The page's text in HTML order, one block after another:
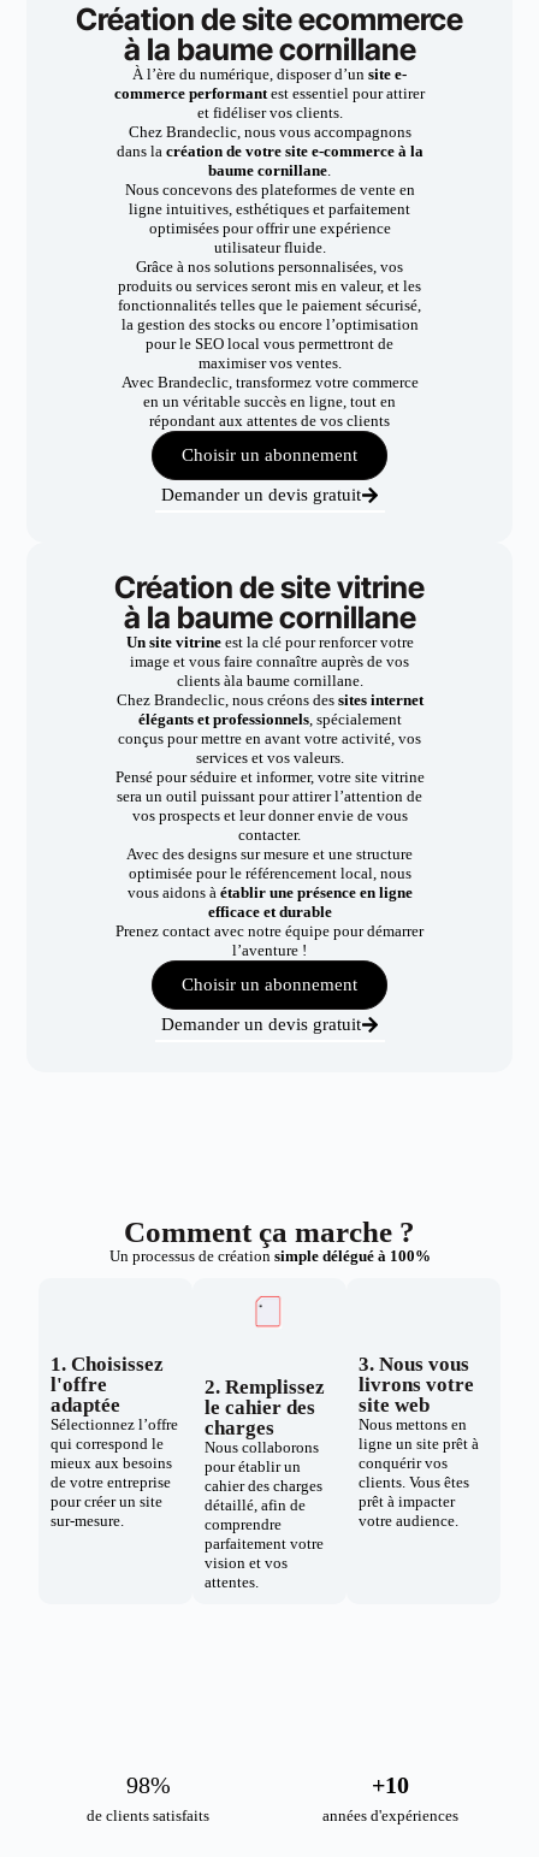
Création de site ecommerce
à la baume cornillane
À l’ère du numérique, disposer d’un site e-
commerce performantest essentiel pour attirer
et fidéliser vos clients.
Chez Brandeclic, nous vous accompagnons
dans la création de votre site e-commerce à la
baume cornillane.
Nous concevons des plateformes de vente en
ligne intuitives, esthétiques et parfaitement
optimisées pour offrir une expérience
utilisateur fluide.
Grâce à nos solutions personnalisées, vos
produits ou services seront mis en valeur, et les
fonctionnalités telles que le paiement sécurisé,
la gestion des stocks ou encore l’optimisation
pour le SEO local vous permettront de
maximiser vos ventes.
Avec Brandeclic, transformez votre commerce
en un véritable succès en ligne, tout en
répondant aux attentes de vos clients
Choisir un abonnement
Demander un devis gratuit
Création de site vitrine
à la baume cornillane
Un site vitrineest la clé pour renforcer votre
image et vous faire connaître auprès de vos
clients àla baume cornillane.
Chez Brandeclic, nous créons dessites internet
élégants et professionnels, spécialement
conçus pour mettre en avant votre activité, vos
services et vos valeurs.
Pensé pour séduire et informer, votre site vitrine
sera un outil puissant pour attirer l’attention de
vos prospects et leur donner envie de vous
contacter.
Avec des designs sur mesure et une structure
optimisée pour le référencement local, nous
vous aidons à établir une présence en ligne
efficace et durable
Prenez contact avec notre équipe pour démarrer
l’aventure !
Choisir un abonnement
Demander un devis gratuit
Comment ça marche ?
Un processus de création simple délégué à 100%
1. Choisissez
l'offre
adaptée
Sélectionnez l’offre
qui correspond le
mieux aux besoins
de votre entreprise
pour créer un site
sur-mesure.
2. Remplissez
le cahier des
charges
Nous collaborons
pour établir un
cahier des charges
détaillé, afin de
comprendre
parfaitement votre
vision et vos
attentes.
3. Nous vous
livrons votre
site web
Nous mettons en
ligne un site prêt à
conquérir vos
clients. Vous êtes
prêt à impacter
votre audience.
de clients satisfaits
98%
années d'expériences
+10